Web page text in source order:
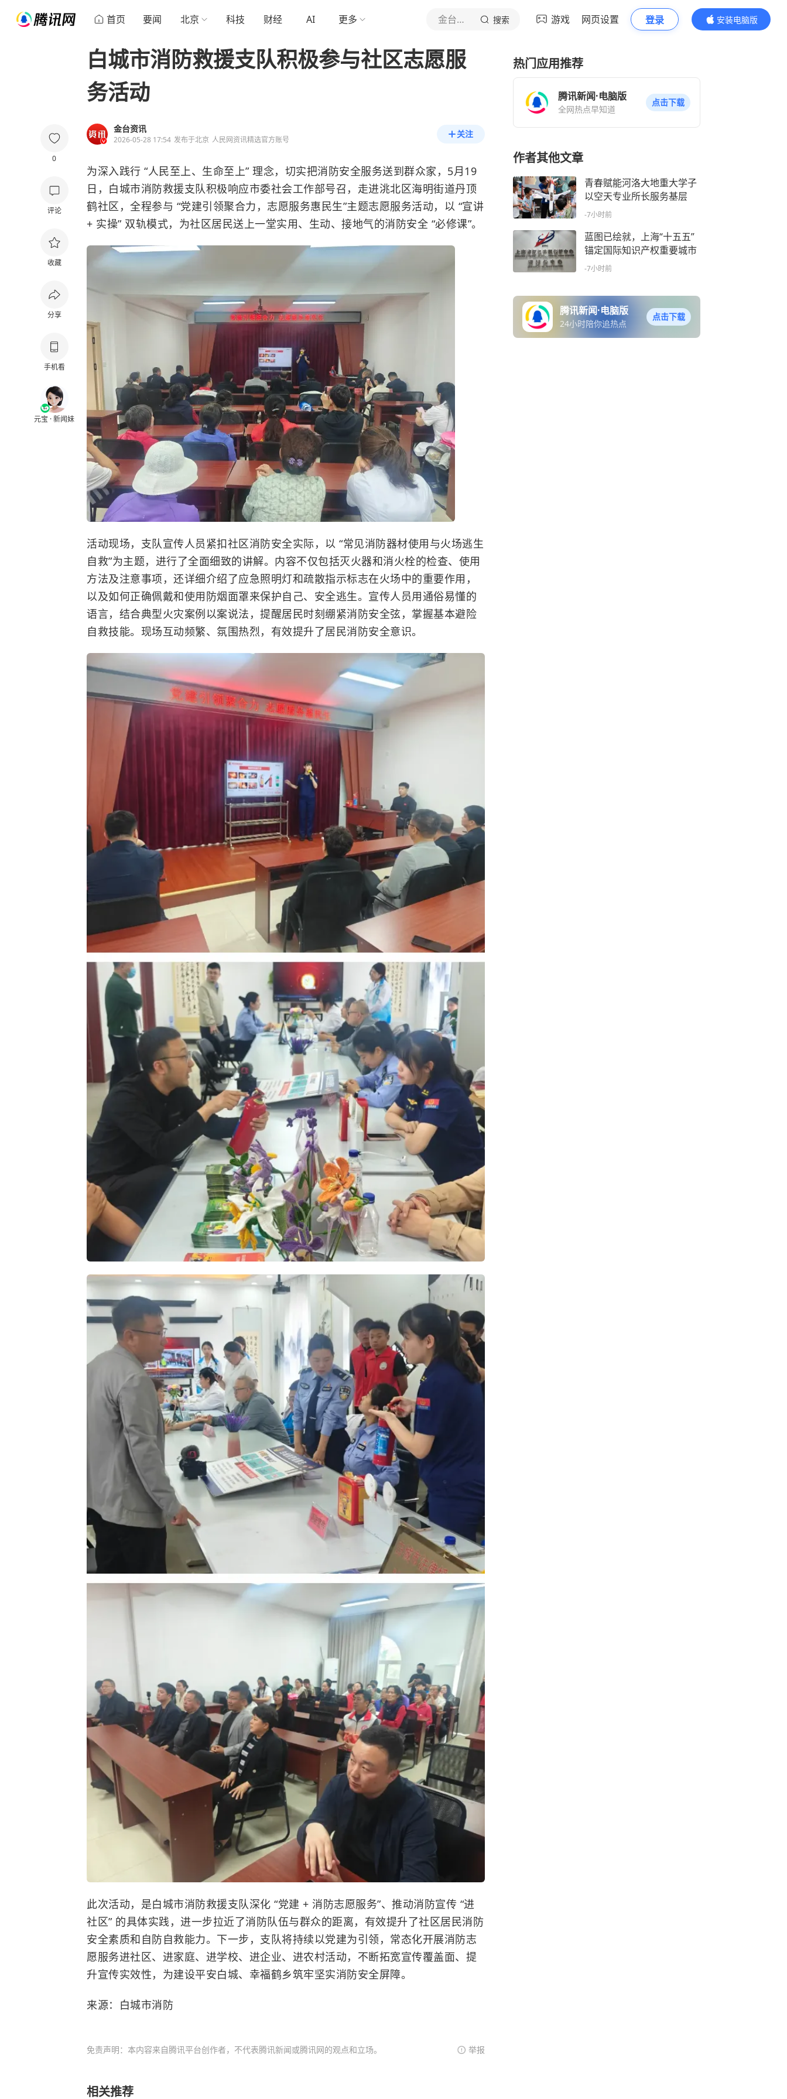
首页 要闻 北京 科技 财经 AI 更多 金台资讯 搜索 游戏 网页设置 登录
安装电脑版
内容更精彩
0
评论
收藏
分享
手机看
元宝 · 新闻妹
白城市消防救援支队积极参与社区志愿服
务活动
金台资讯
2026-05-28 17:54 发布于北京 人民网资讯精选官方账号
关注
为深入践行 “人民至上、生命至上” 理念，切实把消防安全服务送到群众家，5月19
日，白城市消防救援支队积极响应市委社会工作部号召，走进洮北区海明街道丹顶
鹤社区，全程参与 “党建引领聚合力，志愿服务惠民生”主题志愿服务活动，以 “宣讲
+ 实操” 双轨模式，为社区居民送上一堂实用、生动、接地气的消防安全 “必修课”。
活动现场，支队宣传人员紧扣社区消防安全实际，以 “常见消防器材使用与火场逃生
自救”为主题，进行了全面细致的讲解。内容不仅包括灭火器和消火栓的检查、使用
方法及注意事项，还详细介绍了应急照明灯和疏散指示标志在火场中的重要作用，
以及如何正确佩戴和使用防烟面罩来保护自己、安全逃生。宣传人员用通俗易懂的
语言，结合典型火灾案例以案说法，提醒居民时刻绷紧消防安全弦，掌握基本避险
自救技能。现场互动频繁、氛围热烈，有效提升了居民消防安全意识。
此次活动，是白城市消防救援支队深化 “党建 + 消防志愿服务”、推动消防宣传 “进
社区” 的具体实践，进一步拉近了消防队伍与群众的距离，有效提升了社区居民消防
安全素质和自防自救能力。下一步，支队将持续以党建为引领，常态化开展消防志
愿服务进社区、进家庭、进学校、进企业、进农村活动，不断拓宽宣传覆盖面、提
升宣传实效性，为建设平安白城、幸福鹤乡筑牢坚实消防安全屏障。
来源：白城市消防
免责声明：本内容来自腾讯平台创作者，不代表腾讯新闻或腾讯网的观点和立场。 举报
相关推荐
热门应用推荐
腾讯新闻·电脑版
全网热点早知道
点击下载
作者其他文章
青春赋能河洛大地重大学子
以空天专业所长服务基层
-7小时前
蓝图已绘就，上海“十五五”
锚定国际知识产权重要城市
-7小时前
腾讯新闻·电脑版
24小时陪你追热点
点击下载